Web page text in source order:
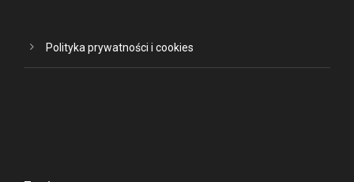
Polityka prywatności i cookies